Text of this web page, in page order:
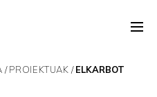
PROIEKTUAK ELKARBOT